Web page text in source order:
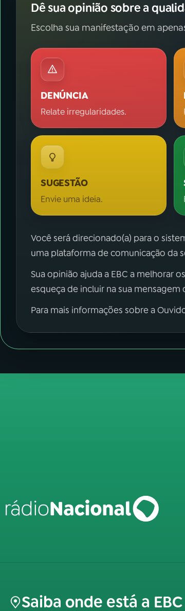
Dê sua opinião sobre a
Escolha sua manifestação em
DENÚNCIA
Relate irregularidades.
SUGESTÃO
Envie uma ideia.
Você será direcionado(a) para o
uma plataforma de comunicação da
Sua opinião ajuda a EBC a melhorar
esqueça de incluir na sua
Para mais informações sobre a
Saiba onde está a EBC